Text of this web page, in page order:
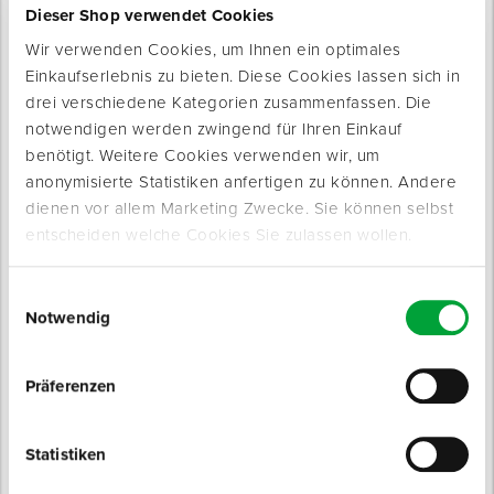
Dieser Shop verwendet Cookies
Wir verwenden Cookies, um Ihnen ein optimales
Einkaufserlebnis zu bieten. Diese Cookies lassen sich in
drei verschiedene Kategorien zusammenfassen. Die
notwendigen werden zwingend für Ihren Einkauf
benötigt. Weitere Cookies verwenden wir, um
anonymisierte Statistiken anfertigen zu können. Andere
dienen vor allem Marketing Zwecke. Sie können selbst
entscheiden welche Cookies Sie zulassen wollen.
Notwendig
Präferenzen
Statistiken
Produkte werden geladen ...
Produktinfo
Kraftsparende, speziallegierte Kartuschenpresse für alle